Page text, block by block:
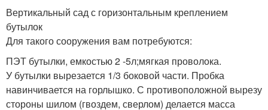
Вертикальный сад с горизонтальным креплением
бутылок
Для такого сооружения вам потребуются:
ПЭТ бутылки, емкостью 2 -5л;мягкая проволока.
У бутылки вырезается 1/3 боковой части. Пробка
навинчивается на горлышко. С противоположной вырезу
стороны шилом (гвоздем, сверлом) делается масса